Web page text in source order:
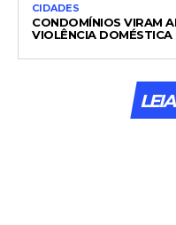
CIDADES
CONDOMÍNIOS VIRAM
VIOLÊNCIA